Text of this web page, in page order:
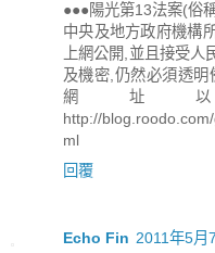
●●●陽光第13法案(俗
中央及地方政府機構
上網公開,並且接受
及機密,仍然必須透
網址
http://
ml
回覆
Echo Fin 2011年5月